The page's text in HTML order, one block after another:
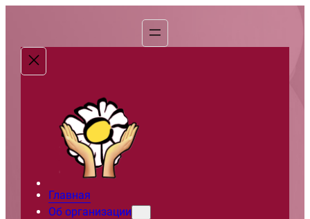
содержимому
Главная
Об организации